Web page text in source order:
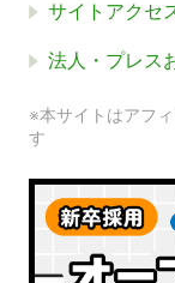
サイトアクセ
法人・プレス
※本サイトはアフ
す